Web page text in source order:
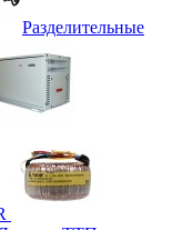
Разделительные